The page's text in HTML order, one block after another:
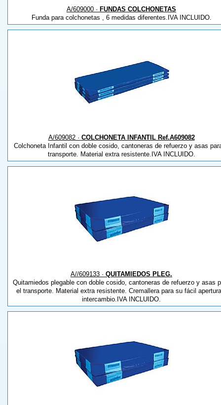
A/609000 · FUNDAS COLCHONETAS
Funda para colchonetas , 6 medidas diferentes.IVA INCLUIDO.
A/609082 · COLCHONETA INFANTIL Ref.A609082
Colchoneta Infantil con doble cosido, cantoneras de refuerzo y asas
transporte. Material extra resistente.IVA INCLUIDO.
A//609133 · QUITAMIEDOS PLEG.
Quitamiedos plegable con doble cosido, cantoneras de refuerzo y asas
el transporte. Material extra resistente. Cremallera para su fácil
intercambio.IVA INCLUIDO.